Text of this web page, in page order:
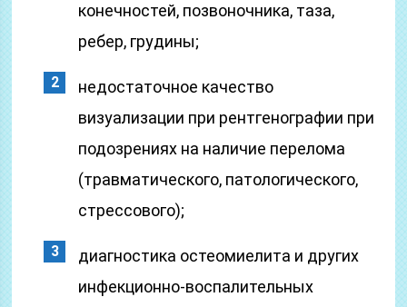
конечностей, позвоночника, таза,
ребер, грудины;
недостаточное качество
визуализации при рентгенографии при
подозрениях на наличие перелома
(травматического, патологического,
стрессового);
диагностика остеомиелита и других
инфекционно-воспалительных